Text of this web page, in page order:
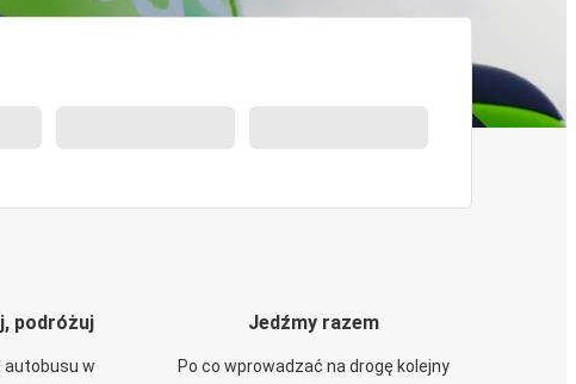
podróżuj
autobusu w
Jedźmy razem
Po co wprowadzać na drogę kolejny